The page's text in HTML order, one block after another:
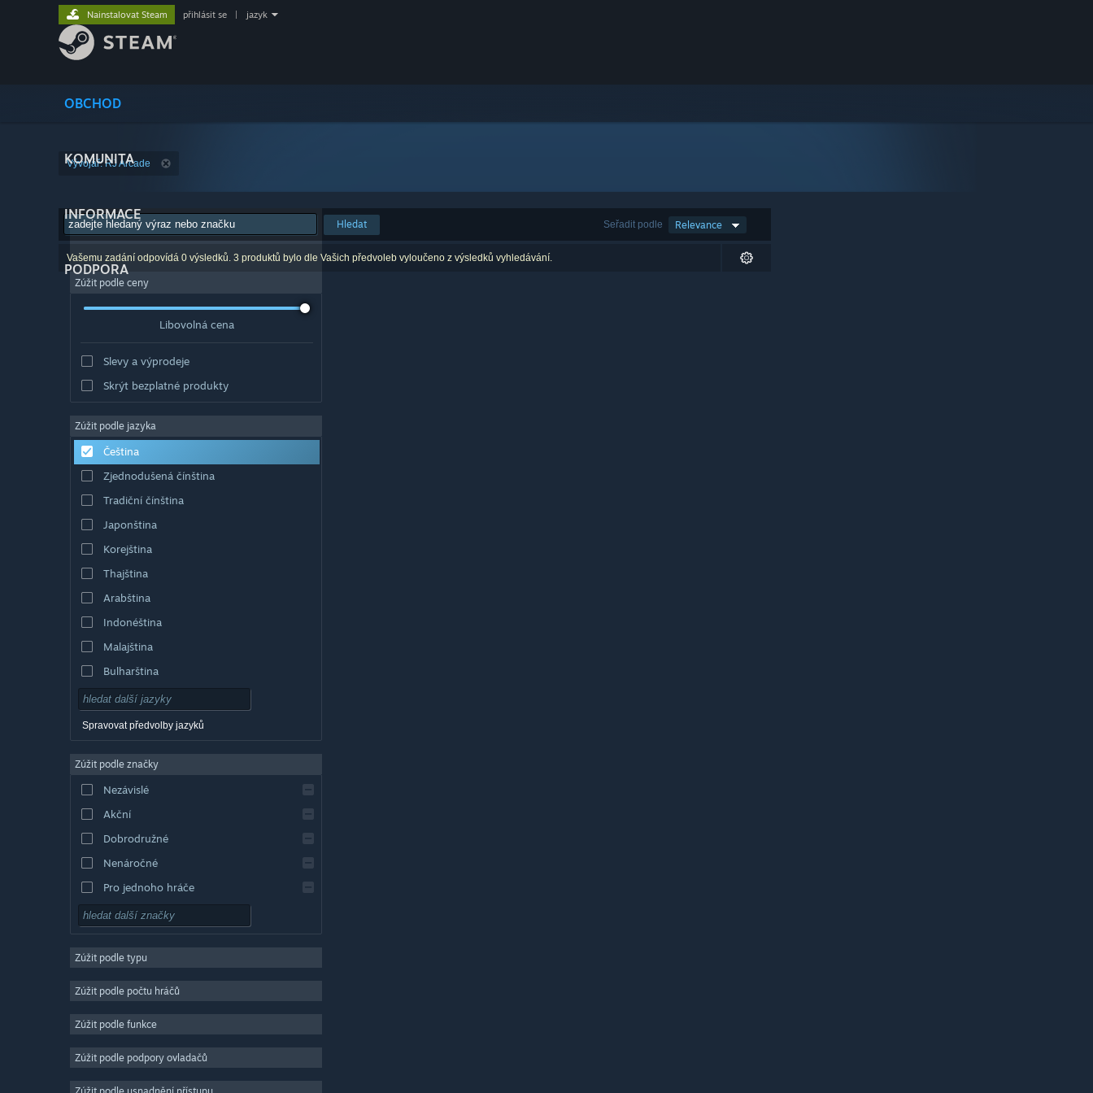
OBCHOD
KOMUNITA
INFORMACE
PODPORA
Nainstalovat Steam přihlásit se jazyk
Vývojář: RJ Arcade
Seřadit podle Relevance
Hledat
Vašemu zadání odpovídá 0 výsledků. 3 produktů bylo dle Vašich předvoleb vyloučeno z výsledků vyhledávání.
Zúžit podle ceny
Libovolná cena
Slevy a výprodeje
Skrýt bezplatné produkty
Zúžit podle jazyka
Čeština
Zjednodušená čínština
Tradiční čínština
Japonština
Korejština
Thajština
Arabština
Indonéština
Malajština
Bulharština
Dánština
Němčina
Evropská španělština
Latin. španělština
Řečtina
Spravovat předvolby jazyků
Zúžit podle značky
Nezávislé
Akční
Dobrodružné
Nenáročné
Pro jednoho hráče
Simulátory
Strategické
2D
Free to play
Zúžit podle typu
Zúžit podle počtu hráčů
Zúžit podle funkce
Zúžit podle podpory ovladačů